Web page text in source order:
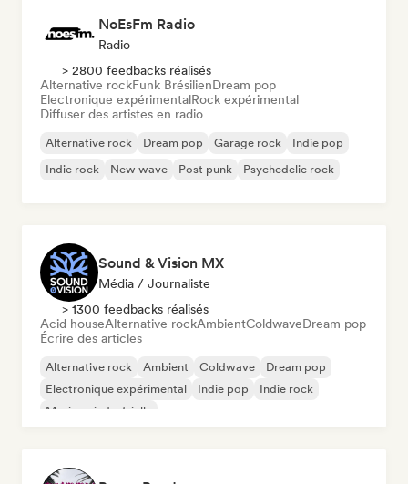
NoEsFm Radio
Radio
> 2800 feedbacks réalisés
Alternative rockFunk BrésilienDream pop
Electronique expérimentalRock expérimental
Diffuser des artistes en radio
Alternative rock Dream pop Garage rock
Indie pop
Indie rock
New wave Post punk Psychedelic rock
Sound & Vision MX
Média / Journaliste
> 1300 feedbacks réalisés
Acid houseAlternative rockAmbientColdwaveDream pop
Écrire des articles
Alternative rock Ambient Coldwave
Dream pop
Electronique expérimental
Indie pop
Indie rock
Musique industrielle